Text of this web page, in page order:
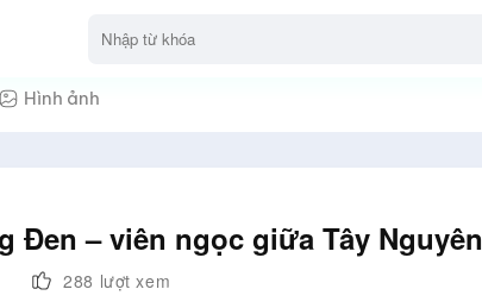
Hình ảnh
Đen – viên ngọc giữa Tây Nguyên
288 lượt xem